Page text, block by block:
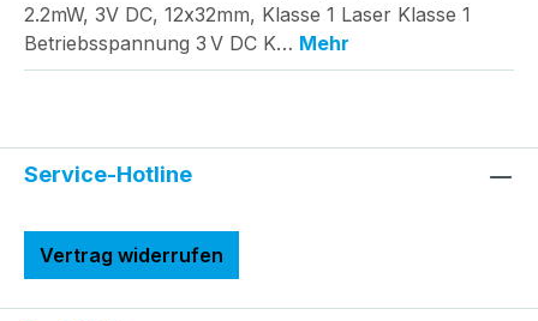
2.2mW, 3V DC, 12x32mm, Klasse 1 Laser Klasse 1
Betriebsspannung 3 V DC K… Mehr
Service-Hotline
Vertrag widerrufen